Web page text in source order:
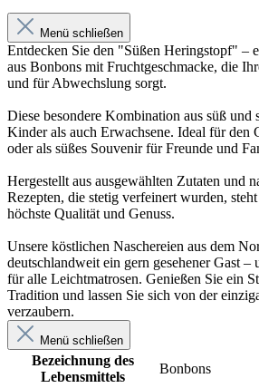
Menü schließen
Entdecken Sie den "Süßen Heringstopf" –
aus Bonbons mit Fruchtgeschmacke, die
und für Abwechslung sorgt.
Diese besondere Kombination aus süß und
Kinder als auch Erwachsene. Ideal für den
oder als süßes Souvenir für Freunde und
Hergestellt aus ausgewählten Zutaten und
Rezepten, die stetig verfeinert wurden,
höchste Qualität und Genuss.
Unsere köstlichen Naschereien aus dem
deutschlandweit ein gern gesehener Gast –
für alle Leichtmatrosen. Genießen Sie ein
Tradition und lassen Sie sich von der
verzaubern.
Menü schließen
Bezeichnung des
Lebensmittels
Bonbons